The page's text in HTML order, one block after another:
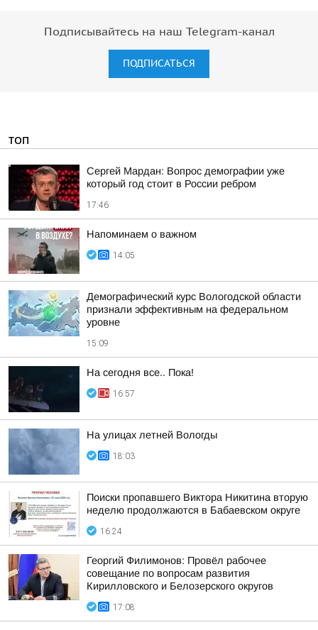
Подписывайтесь на наш Telegram-канал
ПОДПИСАТЬСЯ
ТОП
Сергей Мардан: Вопрос демографии уже
который год стоит в России ребром
17:46
Напоминаем о важном
14:05
Демографический курс Вологодской области
признали эффективным на федеральном
уровне
15:09
На сегодня все.. Пока!
16:57
На улицах летней Вологды
18:03
Поиски пропавшего Виктора Никитина вторую
неделю продолжаются в Бабаевском округе
16:24
Георгий Филимонов: Провёл рабочее
совещание по вопросам развития
Кирилловского и Белозерского округов
17:08